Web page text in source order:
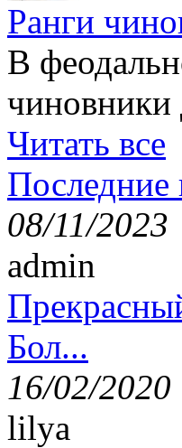
Ранги
В
чиновники
Читать все
Последние
08/11/2023
admin
Бол...
16/02/2020
lilya